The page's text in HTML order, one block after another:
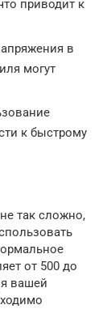
приводит к
в
могут
к быстрому
так сложно,
от 500 до
вашей